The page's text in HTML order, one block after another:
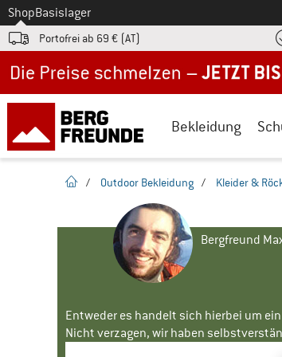
Zum
ShopBasislager
Portofrei ab 69 € (AT)
Bekleidung
Startseite
/ Outdoor Bekleidung / Kleider &
Bergfreund
Entweder es handelt sich hierbei um
Nicht verzagen, wir haben